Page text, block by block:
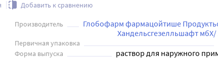
Добавить к сравнению
Производитель
Глобофарм фармацойтише
Хандельсгезелльшафт мбХ/
Первичная упаковка
Форма выпуска раствор для наружного